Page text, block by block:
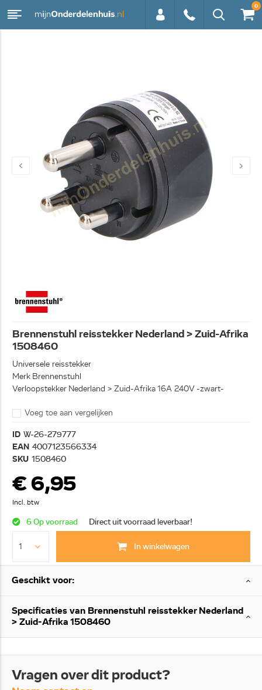
0
Brennenstuhl reisstekker Nederland > Zuid-Afrika
1508460
Universele reisstekker
Merk Brennenstuhl
Verloopstekker Nederland > Zuid-Afrika 16A 240V -zwart-
Voeg toe aan vergelijken
ID W-26-279777
EAN 4007123566334
SKU 1508460
€ 6,95
Incl. btw
6 Op voorraad Direct uit voorraad leverbaar!
In winkelwagen
Geschikt voor:
Specificaties van Brennenstuhl reisstekker Nederland
> Zuid-Afrika 1508460
Vragen over dit product?